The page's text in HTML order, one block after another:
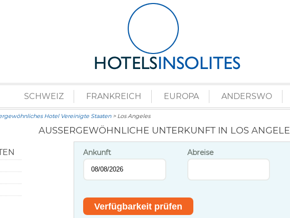
SCHWEIZ FRANKREICH EUROPA ANDERSWO
Hotel Vereinigte Staaten> Los Angeles
AUSSERGEWÖHNLICHE UNTERKUNFT IN LOS ANGELES
Ankunft Abreise